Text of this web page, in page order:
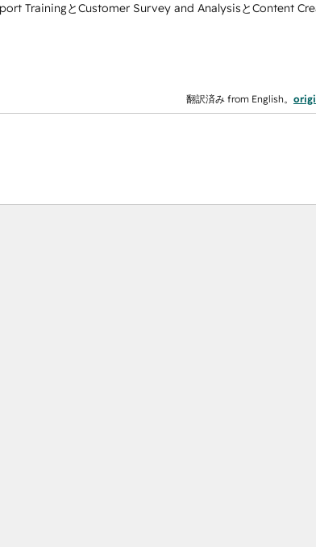
TrainingとCustomer Survey and AnalysisとContent
翻訳済み from English。